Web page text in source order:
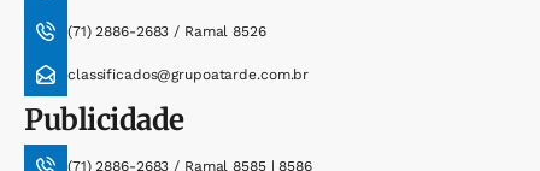
(71) 2886-2683 / Ramal 8526
classificados@grupoatarde.com.br
Publicidade
(71) 2886-2683 / Ramal 8585 | 8586